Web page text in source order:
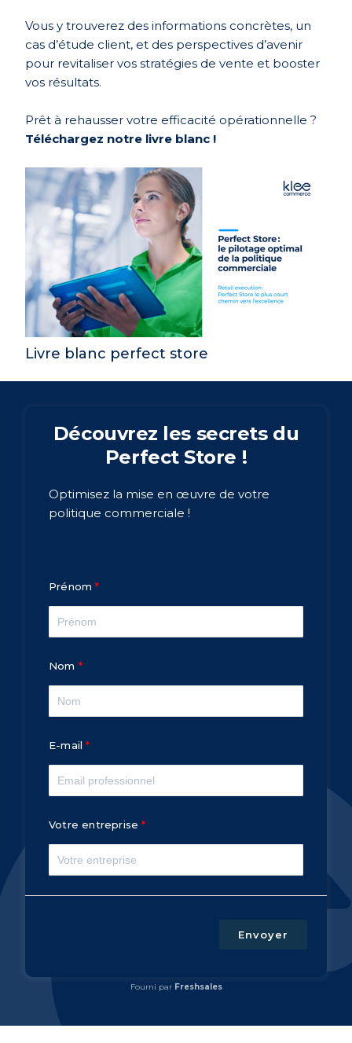
Vous y trouverez des informations concrètes, un
cas d’étude client, et des perspectives d’avenir
pour revitaliser vos stratégies de vente et booster
vos résultats.
Prêt à rehausser votre efficacité opérationnelle ?
Téléchargez notre livre blanc !
Livre blanc perfect store
Découvrez les secrets du
Perfect Store !
Optimisez la mise en œuvre de votre
politique commerciale !
Prénom
Nom
E-mail
Votre entreprise
Envoyer
Fourni par Freshsales